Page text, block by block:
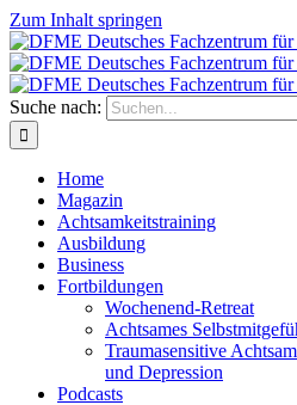
Zum Inhalt springen
Suche nach:
Home
Magazin
Achtsamkeitstraining
Ausbildung
Business
Fortbildungen
Wochenend-Retreat
Achtsames
Traumasensitive
und Depression
Podcasts